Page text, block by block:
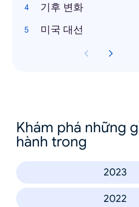
기후 변화
미국 대선
Khám phá những
hành trong
2023
2022